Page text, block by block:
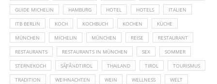
GUIDE MICHELIN HAMBURG HOTEL HOTELS ITALIEN
ITB BERLIN KOCH KOCHBUCH KOCHEN KÜCHE
MÜNCHEN MICHELIN MÜNCHEN REISE RESTAURANT
RESTAURANTS RESTAURANTS IN MÜNCHEN SEX SOMMER
STERNEKOCH SÃƑÂ¼DTIROL THAILAND TIROL TOURISMUS
TRADITION WEIHNACHTEN WEIN WELLNESS WELT